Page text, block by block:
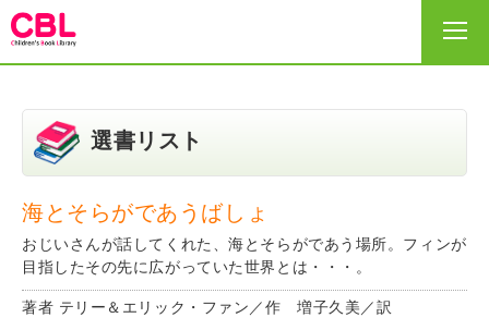
選書リスト
出版社・事務局
選書リスト
海とそらがであうばしょ
おじいさんが話してくれた、海とそらがであう場所。フィンが
目指したその先に広がっていた世界とは・・・。
著者 テリー＆エリック・ファン／作 増子久美／訳